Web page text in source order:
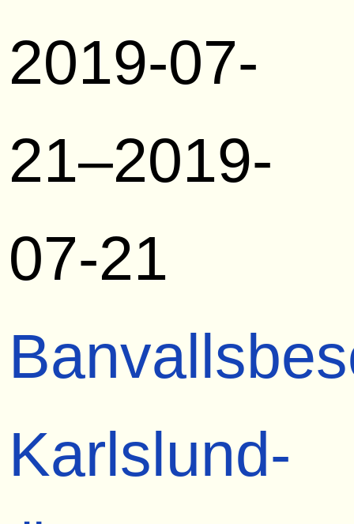
2019-07-
21–2019-
07-21
Karlslund-